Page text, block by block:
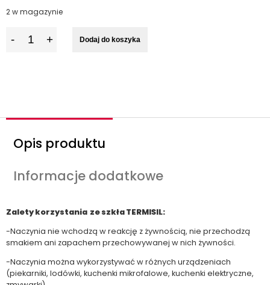
2 w magazynie
Dodaj do koszyka
Opis produktu
Informacje dodatkowe
Zalety korzystania ze szkła TERMISIL:
-Naczynia nie wchodzą w reakcję z żywnością, nie przechodzą
smakiem ani zapachem przechowywanej w nich żywności.
-Naczynia można wykorzystywać w różnych urządzeniach
(piekarniki, lodówki, kuchenki mikrofalowe, kuchenki elektryczne,